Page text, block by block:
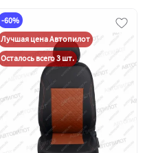
-60%
Лучшая цена Автопилот
Осталось всего 3 шт.